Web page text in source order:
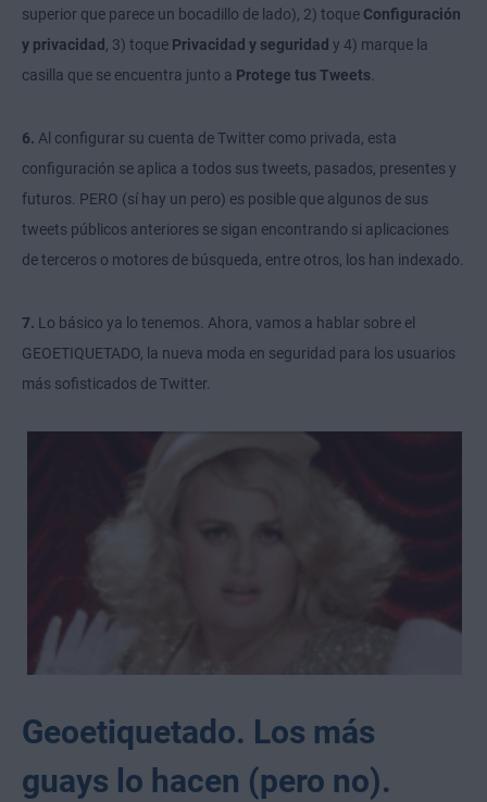
superior que parece un bocadillo de lado), 2) toque Configuración
y privacidad , 3) toque Privacidad y seguridad y 4) marque la
casilla que se encuentra junto a Protege tus Tweets.
6. Al configurar su cuenta de Twitter como privada, esta
configuración se aplica a todos sus tweets, pasados, presentes y
futuros. PERO (sí hay un pero) es posible que algunos de sus
tweets públicos anteriores se sigan encontrando si aplicaciones
de terceros o motores de búsqueda, entre otros, los han indexado.
7. Lo básico ya lo tenemos. Ahora, vamos a hablar sobre el
GEOETIQUETADO, la nueva moda en seguridad para los usuarios
más sofisticados de Twitter.
Geoetiquetado. Los más
guays lo hacen (pero no).